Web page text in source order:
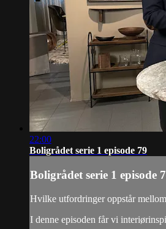
22:00
Boligrådet serie 1 episode 79
Boligrådet serie 1 episode
Hvilke utfordringer oppstår
I denne episoden får vi